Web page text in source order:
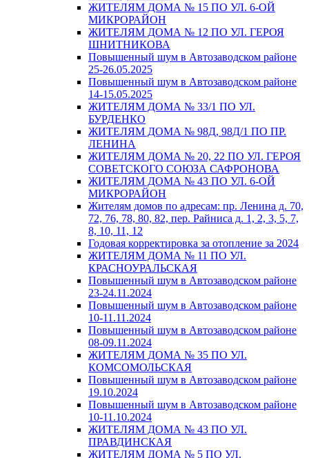
ЖИТЕЛЯМ ДОМА № 15 ПО УЛ. 6-ОЙ
МИКРОРАЙОН
ЖИТЕЛЯМ ДОМА № 12 ПО УЛ. ГЕРОЯ
ШНИТНИКОВА
Повышенный шум в Автозаводском районе
25-26.05.2025
Повышенный шум в Автозаводском районе
14-15.05.2025
ЖИТЕЛЯМ ДОМА № 33/1 ПО УЛ.
БУРДЕНКО
ЖИТЕЛЯМ ДОМА № 98Д, 98Д/1 ПО ПР.
ЛЕНИНА
ЖИТЕЛЯМ ДОМА № 20, 22 ПО УЛ. ГЕРОЯ
СОВЕТСКОГО СОЮЗА САФРОНОВА
ЖИТЕЛЯМ ДОМА № 43 ПО УЛ. 6-ОЙ
МИКРОРАЙОН
Жителям домов по адресам: пр. Ленина д. 70,
72, 76, 78, 80, 82, пер. Райниса д. 1, 2, 3, 5, 7,
8, 10, 11, 12
Годовая корректировка за отопление за 2024
ЖИТЕЛЯМ ДОМА № 11 ПО УЛ.
КРАСНОУРАЛЬСКАЯ
Повышенный шум в Автозаводском районе
23-24.11.2024
Повышенный шум в Автозаводском районе
10-11.11.2024
Повышенный шум в Автозаводском районе
08-09.11.2024
ЖИТЕЛЯМ ДОМА № 35 ПО УЛ.
КОМСОМОЛЬСКАЯ
Повышенный шум в Автозаводском районе
19.10.2024
Повышенный шум в Автозаводском районе
10-11.10.2024
ЖИТЕЛЯМ ДОМА № 43 ПО УЛ.
ПРАВДИНСКАЯ
ЖИТЕЛЯМ ДОМА № 5 ПО УЛ.